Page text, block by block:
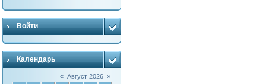
Войти
Календарь
« Август 2026 »